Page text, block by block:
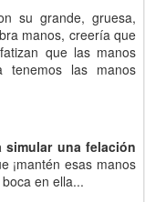
su grande, gruesa,
manos, creería que
que las manos
tenemos las manos
simular una felación
¡mantén esas manos
en ella...